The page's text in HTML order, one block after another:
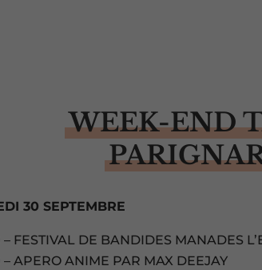
WEEK-END
30 SEPTEMBRE
FESTIVAL DE BANDIDES MANADES
– APERO ANIME PAR MAX DEEJAY